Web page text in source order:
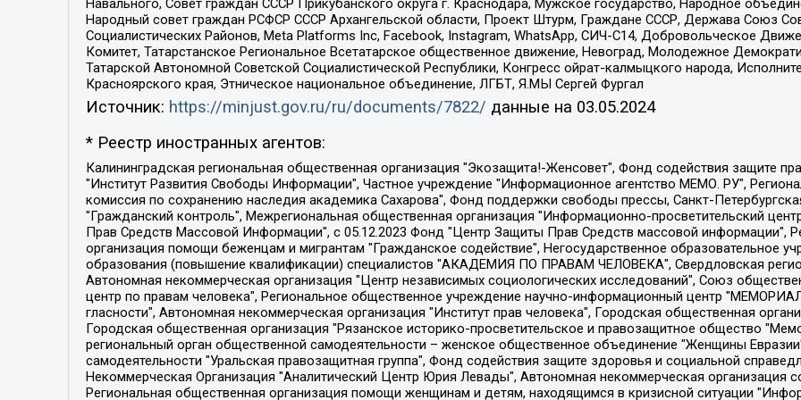
Навального, Совет граждан СССР Прикубанского округа г. Краснодара, Мужское государство, Народное
Народный совет граждан РСФСР СССР Архангельской области, Проект Штурм, Граждане СССР, Держава Союз
Социалистических Районов, Meta Platforms Inc, Facebook, Instagram, WhatsApp, СИЧ-С14, Добровольческое
Комитет, Татарстанское Региональное Всетатарское общественное движение, Невоград, Молодежное
Татарской Автономной Советской Социалистической Республики, Конгресс ойрат-калмыцкого народа,
Красноярского края, Этническое национальное объединение, ЛГБТ, Я.МЫ Сергей Фургал
Источник: https://minjust.gov.ru/ru/documents/7822/ данные на 03.05.2024
* Реестр иностранных агентов:
Калининградская региональная общественная организация "Экозащита!-Женсовет", Фонд содействия защите прав и свобод граждан "Общественный вердикт", Фонд "Институт Развития Свободы Информации", Частное учреждение "Информационное агентство МЕМО. РУ", Региональная общественная организация "Общественная комиссия по сохранению наследия академика Сахарова", Фонд поддержки свободы прессы, Санкт-Петербургская общественная правозащитная организация "Гражданский контроль", Межрегиональная общественная организация "Информационно-просветительский центр "Мемориал", Региональный Фонд "Центр Защиты Прав Средств Массовой Информации", с 05.12.2023 Фонд "Центр Защиты Прав Средств массовой информации", Региональная общественная благотворительная организация помощи беженцам и мигрантам "Гражданское содействие", Негосударственное образовательное учреждение дополнительного профессионального образования (повышение квалификации) специалистов "АКАДЕМИЯ ПО ПРАВАМ ЧЕЛОВЕКА", Свердловская региональная общественная организация "Сутяжник", Автономная некоммерческая организация "Центр независимых социологических исследований", Союз общественных объединений "Российский исследовательский центр по правам человека", Региональное общественное учреждение научно-информационный центр "МЕМОРИАЛ", Некоммерческая организация "Фонд защиты гласности", Автономная некоммерческая организация "Институт прав человека", Городская общественная организация "Екатеринбургское общество "МЕМОРИАЛ", Городская общественная организация "Рязанское историко-просветительское и правозащитное общество "Мемориал" (Рязанский Мемориал), Челябинский региональный орган общественной самодеятельности – женское общественное объединение "Женщины Евразии", Челябинский региональный орган общественной самодеятельности "Уральская правозащитная группа", Фонд содействия защите здоровья и социальной справедливости имени Андрея Рылькова, Автономная Некоммерческая Организация "Аналитический Центр Юрия Левады", Автономная некоммерческая организация социальной поддержки населения "Проект Апрель", Региональная общественная организация помощи женщинам и детям, находящимся в кризисной ситуации "Информационно-методический центр "Анна", Фонд содействия развитию массовых коммуникаций и правовому просвещению "Так-так-Так", Фонд содействия устойчивому развитию "Серебряная тайга", Свердловский региональный общественный фонд социальных проектов "Новое время", "Idel.Реалии", Кавказ.Реалии, Крым.Реалии, Телеканал Настоящее Время, Татаро-башкирская служба Радио Свобода (Azatliq Radiosi), Радио Свободная Европа/Радио Свобода (PCE/PC), "Сибирь.Реалии", "Фактограф", Благотворительный фонд помощи осужденным и их семьям, Автономная некоммерческая организация "Институт глобализации и социальных движений", Фонд "В защиту прав заключенных", Частное учреждение "Центр поддержки и содействия развитию средств массовой информации", Пензенский региональный общественный благотворительный фонд "Гражданский союз", "Север.Реалии", Некоммерческая организация Фонд "Правовая инициатива", Общество с ограниченной ответственностью "Радио Свободная Европа/Радио Свобода", Чешское информационное агентство "MEDIUM-ORIENT", Красноярская региональная общественная организация "Мы против СПИДа", Камалягин Денис Николаевич, Маркелов Сергей Евгеньевич, Пономарев Лев Александрович, Савицкая Людмила Алексеевна, Автономная некоммерческая организация "Центр по работе с проблемой насилия "НАСИЛИЮ.НЕТ", Межрегиональный профессиональный союз работников здравоохранения "Альянс врачей", Юридическое лицо, зарегистрированное в Латвийской Республике, SIA "Medusa Project" (регистрационный номер 40103797863, дата регистрации 10.06.2014), Некоммерческая организация "Фонд по борьбе с коррупцией", Автономная некоммерческая организация "Институт права и публичной политики", Баданин Роман Сергеевич, Гликин Максим Александрович, Железнова Мария Михайловна, Лукьянова Юлия Сергеевна, Маетная Елизавета Витальевна, Маняхин Петр Борисович, Чуракова Ольга Владимировна, Ярош Юлия Петровна, Юридическое лицо "The Insider SIA", зарегистрированное в Риге, Латвийская Республика (дата регистрации 26.06.2015), являющееся администратором доменного имени интернет-издания "The Insider SIA", https://theins.ru, Постернак Алексей Евгеньевич, Рубин Михаил Аркадьевич, Анин Роман Александрович, Юридическое лицо Istories fonds, зарегистрированное в Латвийской Республике (регистрационный номер 50008295751, дата регистрации 24.02.2020), Великовский Дмитрий Александрович, Долинина Ирина Николаевна, Мароховская Алеся Алексеевна, Шлейнов Роман Юрьевич, Шмагун Олеся Валентиновна, Общество с ограниченной ответственностью "Альтаир 2021", Общество с ограниченной ответственностью "Вега 2021", Общество с ограниченной ответственностью "Главный редактор 2021", Общество с ограниченной ответственностью "Ромашки монолит", Важенков Артем Валерьевич, Ивановская областная общественная организация "Центр гендерных исследований", Гурман Юрий Альбертович, Медиапроект "ОВД-Инфо", Егоров Владимир Владимирович, Жилинский Владимир Александрович, Общество с ограниченной ответственностью "ЗП", Иванова София Юрьевна, Карезина Инна Павловна, Кильтау Екатерина Викторовна, Петров Алексей Викторович, Пискунов Сергей Евгеньевич, Смирнов Сергей Сергеевич, Тихонов Михаил Сергеевич, Общество с ограниченной ответственностью "ЖУРНАЛИСТ-ИНОСТРАННЫЙ АГЕНТ", Арапова Галина Юрьевна, Вольтская Татьяна Анатольевна, Американская компания "Mason G.E.S. Anonymous Foundation" (США), являющаяся владельцем интернет-издания https://mnews.world/, Компания "Stichting Bellingcat", зарегистрированная в Нидерландах (дата регистрации 11.07.2018), Захаров Андрей Вячеславович, Клепиковская Екатерина Дмитриевна, Общество с ограниченной ответственностью "МЕМО", Перл Роман Александрович, Симонов Евгений Алексеевич, Соловьева Елена Анатольевна, Сотников Даниил Владимирович, Сурначева Елизавета Дмитриевна, Автономная некоммерческая организация по защите прав человека и информированию населения "Якутия – Наше Мнение", Общество с ограниченной ответственностью "Москоу диджитал медиа", с 26.01.2023 Общество с ограниченной ответственностью "Чайка Белые сады", Ветошкина Валерия Валерьевна, Заговора Максим Александрович, Межрегиональное общественное движение "Российская ЛГБТ - сеть", Оленичев Максим Владимирович, Павлов Иван Юрьевич, Скворцова Елена Сергеевна, Общество с ограниченной ответственностью "Как бы инагент", Кочетков Игорь Викторович, Общество с ограниченной ответственностью "Честные выборы", Еланчик Олег Александрович, Общество с ограниченной ответственностью "Нобелевский призыв", Гималова Регина Эмилевна, Григорьев Андрей Валерьевич, Григорьева Алина Александровна, Ассоциация по содействию защите прав призывников, альтернативнослужащих и военнослужащих "Правозащитная группа